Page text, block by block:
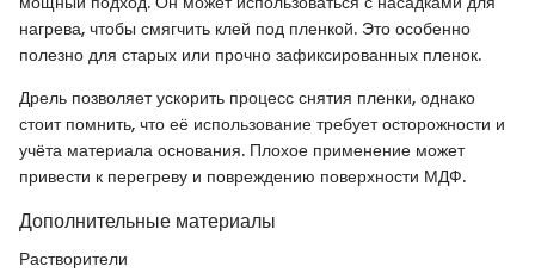
нагрева, чтобы смягчить клей под пленкой. Это особенно
полезно для старых или прочно зафиксированных пленок.
Дрель позволяет ускорить процесс снятия пленки, однако
стоит помнить, что её использование требует осторожности и
учёта материала основания. Плохое применение может
привести к перегреву и повреждению поверхности МДФ.
Дополнительные материалы
Растворители